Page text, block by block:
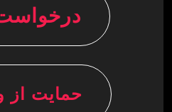
حمایت از